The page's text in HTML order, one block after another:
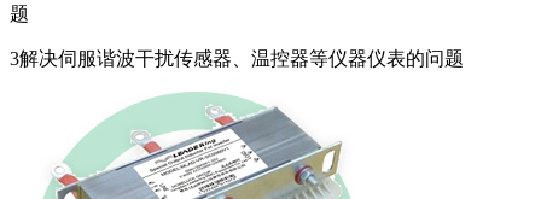
题
3解决伺服谐波干扰传感器、温控器等仪器仪表的问题